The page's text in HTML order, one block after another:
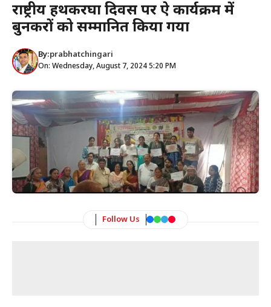
राष्ट्रीय हथकरघा दिवस पर हुऐ कार्यक्रम में
बुनकरों को सम्मानित किया गया
By:prabhatchingari
On: Wednesday, August 7, 2024 5:20 PM
Follow Us